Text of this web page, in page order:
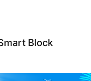
Block